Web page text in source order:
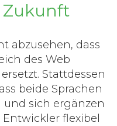
Zukunft
abzusehen, dass
des Web
Stattdessen
beide Sprachen
sich ergänzen
flexibel